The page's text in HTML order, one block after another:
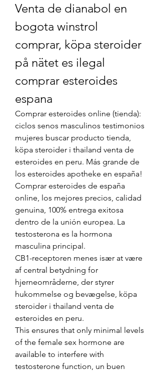
Venta de dianabol en
bogota winstrol
comprar, köpa steroider
på nätet es ilegal
comprar esteroides
espana
Comprar esteroides online (tienda):
ciclos senos masculinos testimonios
mujeres buscar producto tienda,
köpa steroider i thailand venta de
esteroides en peru. Más grande de
los esteroides apotheke en españa!
Comprar esteroides de españa
online, los mejores precios, calidad
genuina, 100% entrega exitosa
dentro de la unión europea. La
testosterona es la hormona
masculina principal.
CB1-receptoren menes især at være
af central betydning for
hjerneområderne, der styrer
hukommelse og bevægelse, köpa
steroider i thailand venta de
esteroides en peru.
This ensures that only minimal levels
of the female sex hormone are
available to interfere with
testosterone function, un buen